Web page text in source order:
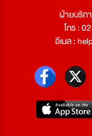
ฝ่ายบริก
โทร :
อีเมล :